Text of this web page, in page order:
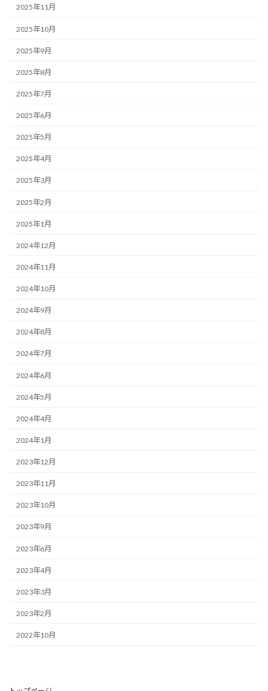
2025年11月
2025年10月
2025年9月
2025年8月
2025年7月
2025年6月
2025年5月
2025年4月
2025年3月
2025年2月
2025年1月
2024年12月
2024年11月
2024年10月
2024年9月
2024年8月
2024年7月
2024年6月
2024年5月
2024年4月
2024年1月
2023年12月
2023年11月
2023年10月
2023年9月
2023年6月
2023年4月
2023年3月
2023年2月
2022年10月